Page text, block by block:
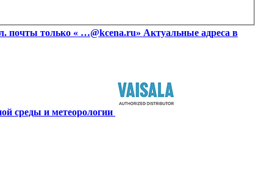
почты только « …@kcena.ru» Актуальные адреса в
среды и метеорологии